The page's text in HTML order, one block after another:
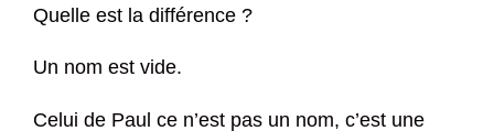
Quelle est la différence ?
Un nom est vide.
Celui de Paul ce n’est pas un nom, c’est une